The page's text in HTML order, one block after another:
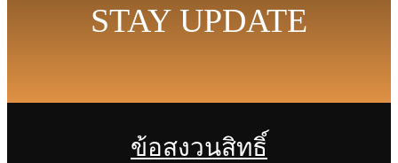
STAY UPDATE
ข้อสงวนสิทธิ์